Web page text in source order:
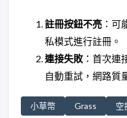
註冊按鈕不亮 ：可
私模式進行註冊。
連接失敗 ：首次連
自動重試，網路質
小草幣 Grass 空